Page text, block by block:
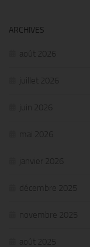
ARCHIVES
août 2026
juillet 2026
juin 2026
mai 2026
janvier 2026
décembre 2025
novembre 2025
août 2025